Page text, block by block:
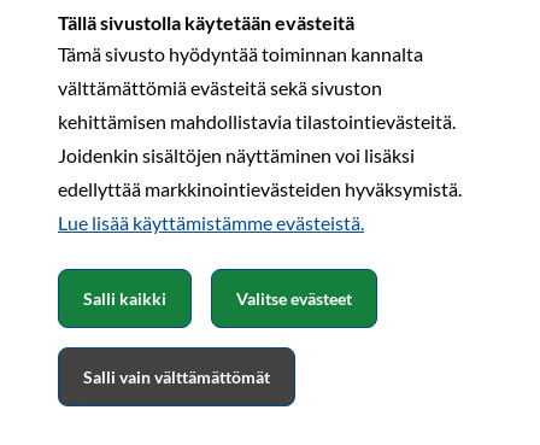
Tällä sivustolla käytetään evästeitä
Tämä sivusto hyödyntää toiminnan kannalta
välttämättömiä evästeitä sekä sivuston
kehittämisen mahdollistavia tilastointievästeitä.
Joidenkin sisältöjen näyttäminen voi lisäksi
edellyttää markkinointievästeiden hyväksymistä.
Lue lisää käyttämistämme evästeistä.​​​​​​
Salli kaikki
Salli vain välttämättömät
Valitse evästeet
Asenteissa on vikaa tientukoilla.
@timppa
VÄLIMÄKI JARMO
10.5.2015 17:13
keskiseltä ja ennen peräseinäjokea pitkä suora auto
roikkui takana mulla n.100 mittaris,sitte ku tuli se
keltanen viiva niin toki siinä piti vasta lähtee ohi,että
kun järki ja kyr.. seisoo yhtäaikaa tuloo tommosia. .JV